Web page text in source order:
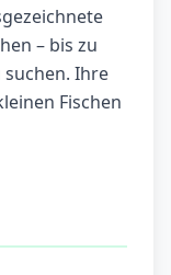
– bis zu
suchen. Ihre
Fischen